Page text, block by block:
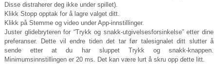
Disse distraherer deg ikke under spillet).
Klikk Stopp opptak for å lagre valget ditt.
Klikk på Stemme og video under App-innstillinger.
Juster glidebryteren for “Trykk og snakk-utgivelsesforsinkelse” etter dine
preferanser. Dette vil endre tiden det tar før talesignalet ditt slutter å
sende etter at du har sluppet Trykk og snakk-knappen.
Minimumsinnstillingen er 20 ms. Det kan være lurt å skru opp dette litt.